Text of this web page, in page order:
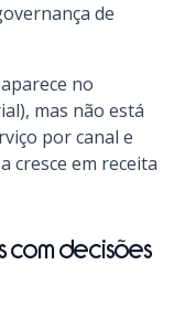
de
no
mas não está
por canal e
cresce em receita
com decisões